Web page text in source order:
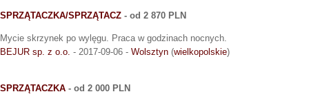
SPRZĄTACZKA/SPRZĄTACZ - od 2 870 PLN
Mycie skrzynek po wylęgu. Praca w godzinach nocnych.
BEJUR sp. z o.o. - 2017-09-06 - Wolsztyn (wielkopolskie)
SPRZĄTACZKA - od 2 000 PLN